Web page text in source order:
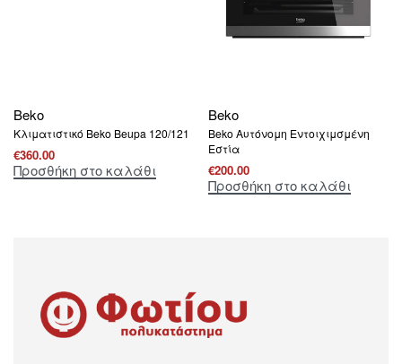
Beko
Κλιματιστικό Beko Beupa 120/121
€360.00
Προσθήκη στο καλάθι
Beko
Beko Aυτόνομη Eντοιχιμσμένη
Εστία
€200.00
Προσθήκη στο καλάθι